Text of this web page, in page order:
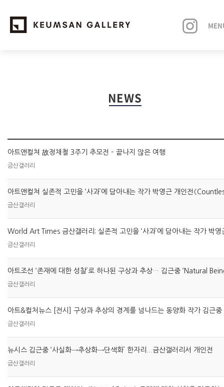
NEWS
NEWS
아트앤컬쳐 故정채철 3주기 추모전 – 끝나지 않은 여행
금산갤러리
금산갤러리
금산갤러리
아트조선 ‘존재에 대한 성찰’로 하나된 구상과 추상… 김근중 ‘Natural
금산갤러리
금산갤러리
뉴시스 김근중 ‘사실화→추상화→단색화’ 한자리...금산갤러리서 개인전
금산갤러리